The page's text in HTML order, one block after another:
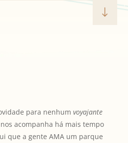
"
para nenhum voyajante
acompanha há mais tempo
que a gente AMA um parque